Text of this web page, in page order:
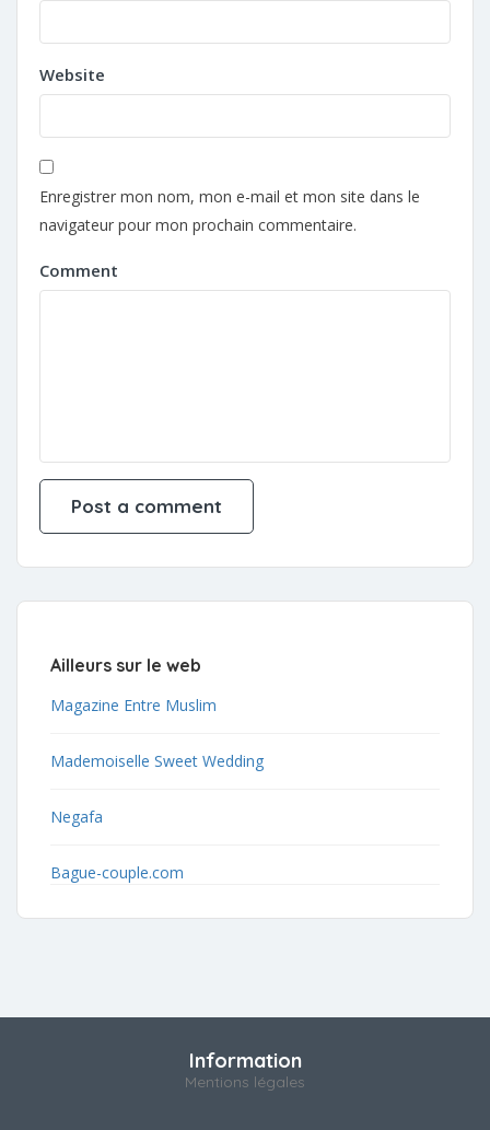
Website
Enregistrer mon nom, mon e-mail et mon site dans le
navigateur pour mon prochain commentaire.
Comment
Ailleurs sur le web
Magazine Entre Muslim
Mademoiselle Sweet Wedding
Negafa
Bague-couple.com
Information
Mentions légales